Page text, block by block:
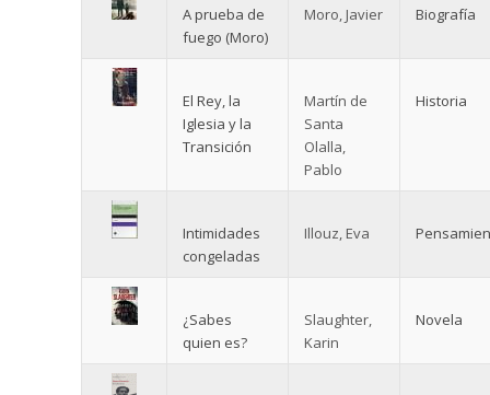
A prueba de
fuego (Moro)
Moro, Javier Biografía
El Rey, la
Iglesia y la
Transición
Martín de
Santa
Olalla,
Pablo
Historia
Intimidades
congeladas
Illouz, Eva
¿Sabes
quien es?
Slaughter,
Karin
Novela